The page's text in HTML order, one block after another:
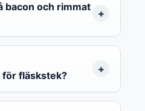
bacon och rimmat
fläskstek?